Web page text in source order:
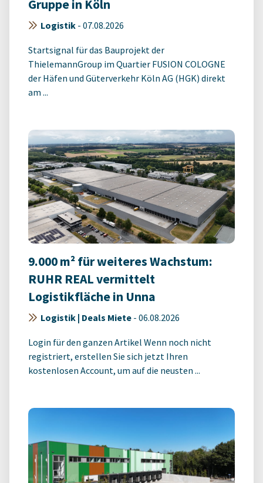
Gruppe in Köln
Logistik - 07.08.2026
Startsignal für das Bauprojekt der
ThielemannGroup im Quartier FUSION COLOGNE
der Häfen und Güterverkehr Köln AG (HGK) direkt
am ...
9.000 m² für weiteres Wachstum:
RUHR REAL vermittelt
Logistikfläche in Unna
Logistik | Deals Miete - 06.08.2026
Login für den ganzen Artikel Wenn noch nicht
registriert, erstellen Sie sich jetzt Ihren
kostenlosen Account, um auf die neusten ...